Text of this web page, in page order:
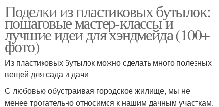
Поделки из пластиковых бутылок:
пошаговые мастер-классы и
лучшие идеи для хэндмейда (100+
фото)
Из пластиковых бутылок можно сделать много полезных
вещей для сада и дачи
С любовью обустраивая городское жилище, мы не
менее трогательно относимся к нашим дачным участкам.